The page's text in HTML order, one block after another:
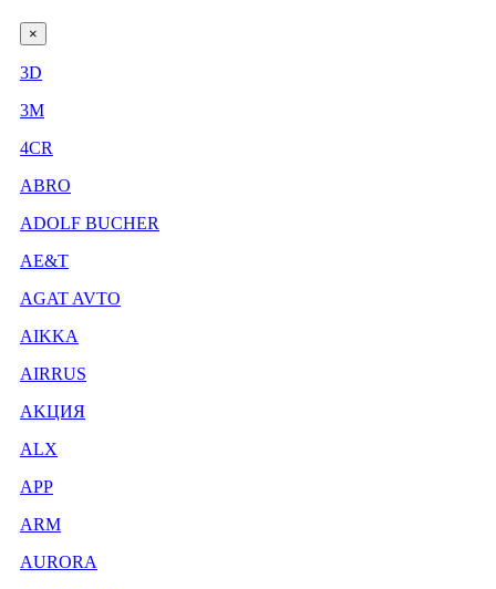
×
3D
3М
4CR
ABRO
ADOLF BUCHER
AE&T
AGAT AVTO
AIKKA
AIRRUS
AKЦИЯ
ALX
APP
ARM
AURORA